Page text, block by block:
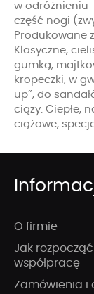
w odróżnieniu
część nogi
Produkowane
Klasyczne,
gumką,
kropeczki, w
up”, do
ciąży. Ciepłe,
ciążowe,
O firmie
Jak rozpocząć
współpracę
Zamówienia i